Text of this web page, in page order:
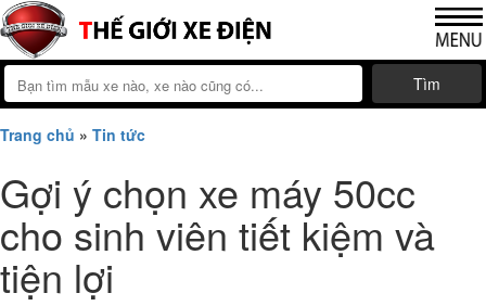
Tìm
Trang chủ » Tin tức
Gợi ý chọn xe máy 50cc
cho sinh viên tiết kiệm và
tiện lợi